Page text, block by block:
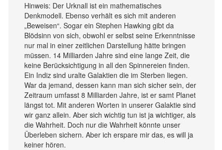
Hinweis: Der Urknall ist ein mathematisches
Denkmodell. Ebenso verhält es sich mit anderen
„Beweisen“. Sogar ein Stephen Hawking gibt da
Blödsinn von sich, obwohl er selbst seine Erkenntnisse
nur mal in einer zeitlichen Darstellung hätte bringen
müssen. 14 Milliarden Jahre sind eine lange Zeit, die
keine Berücksichtigung in all den Spinnereien finden.
Ein Indiz sind uralte Galaktien die im Sterben liegen.
War da jemand, dessen kann man sich sicher sein, der
Zeitraum umfasst 8 Milliarden Jahre, ist er samt Planet
längst tot. Mit anderen Worten in unserer Galaktie sind
wir ganz allein. Aber sich wichtig tun ist ja wichtiger, als
die Wahrheit. Doch nur die Wahrheit könnte unser
Überleben sichern. Aber ich erspare mir das, es will ja
keiner hören.